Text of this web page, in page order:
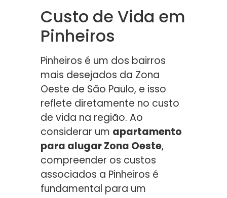
Custo de Vida em
Pinheiros
Pinheiros é um dos bairros
mais desejados da Zona
Oeste de São Paulo, e isso
reflete diretamente no custo
de vida na região. Ao
considerar um apartamento
para alugar Zona Oeste,
compreender os custos
associados a Pinheiros é
fundamental para um